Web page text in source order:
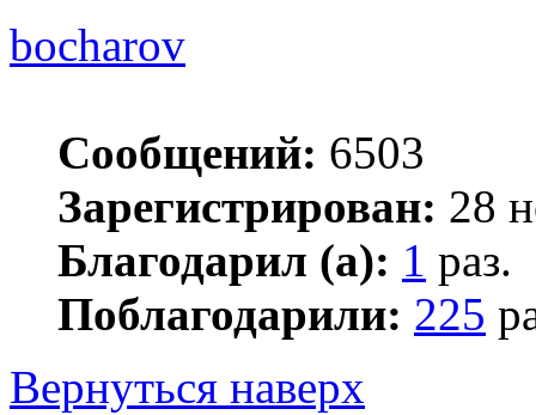
bocharov
Сообщений: 6503
Зарегистрирован: 28
Благодарил (а): 1 раз.
Поблагодарили: 225
Вернуться наверх